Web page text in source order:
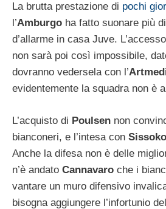
La brutta prestazione di pochi
l’Amburgo ha fatto suonare più
d’allarme in casa Juve.
non sarà poi così impossibile,
dovranno vedersela con l’
evidentemente la squadra non è
L’acquisto di Poulsen non
bianconeri, e l’intesa con Sissoko
Anche la difesa non è delle
n’è andato Cannavaro che i
vantare un muro difensivo
bisogna aggiungere l’infortunio